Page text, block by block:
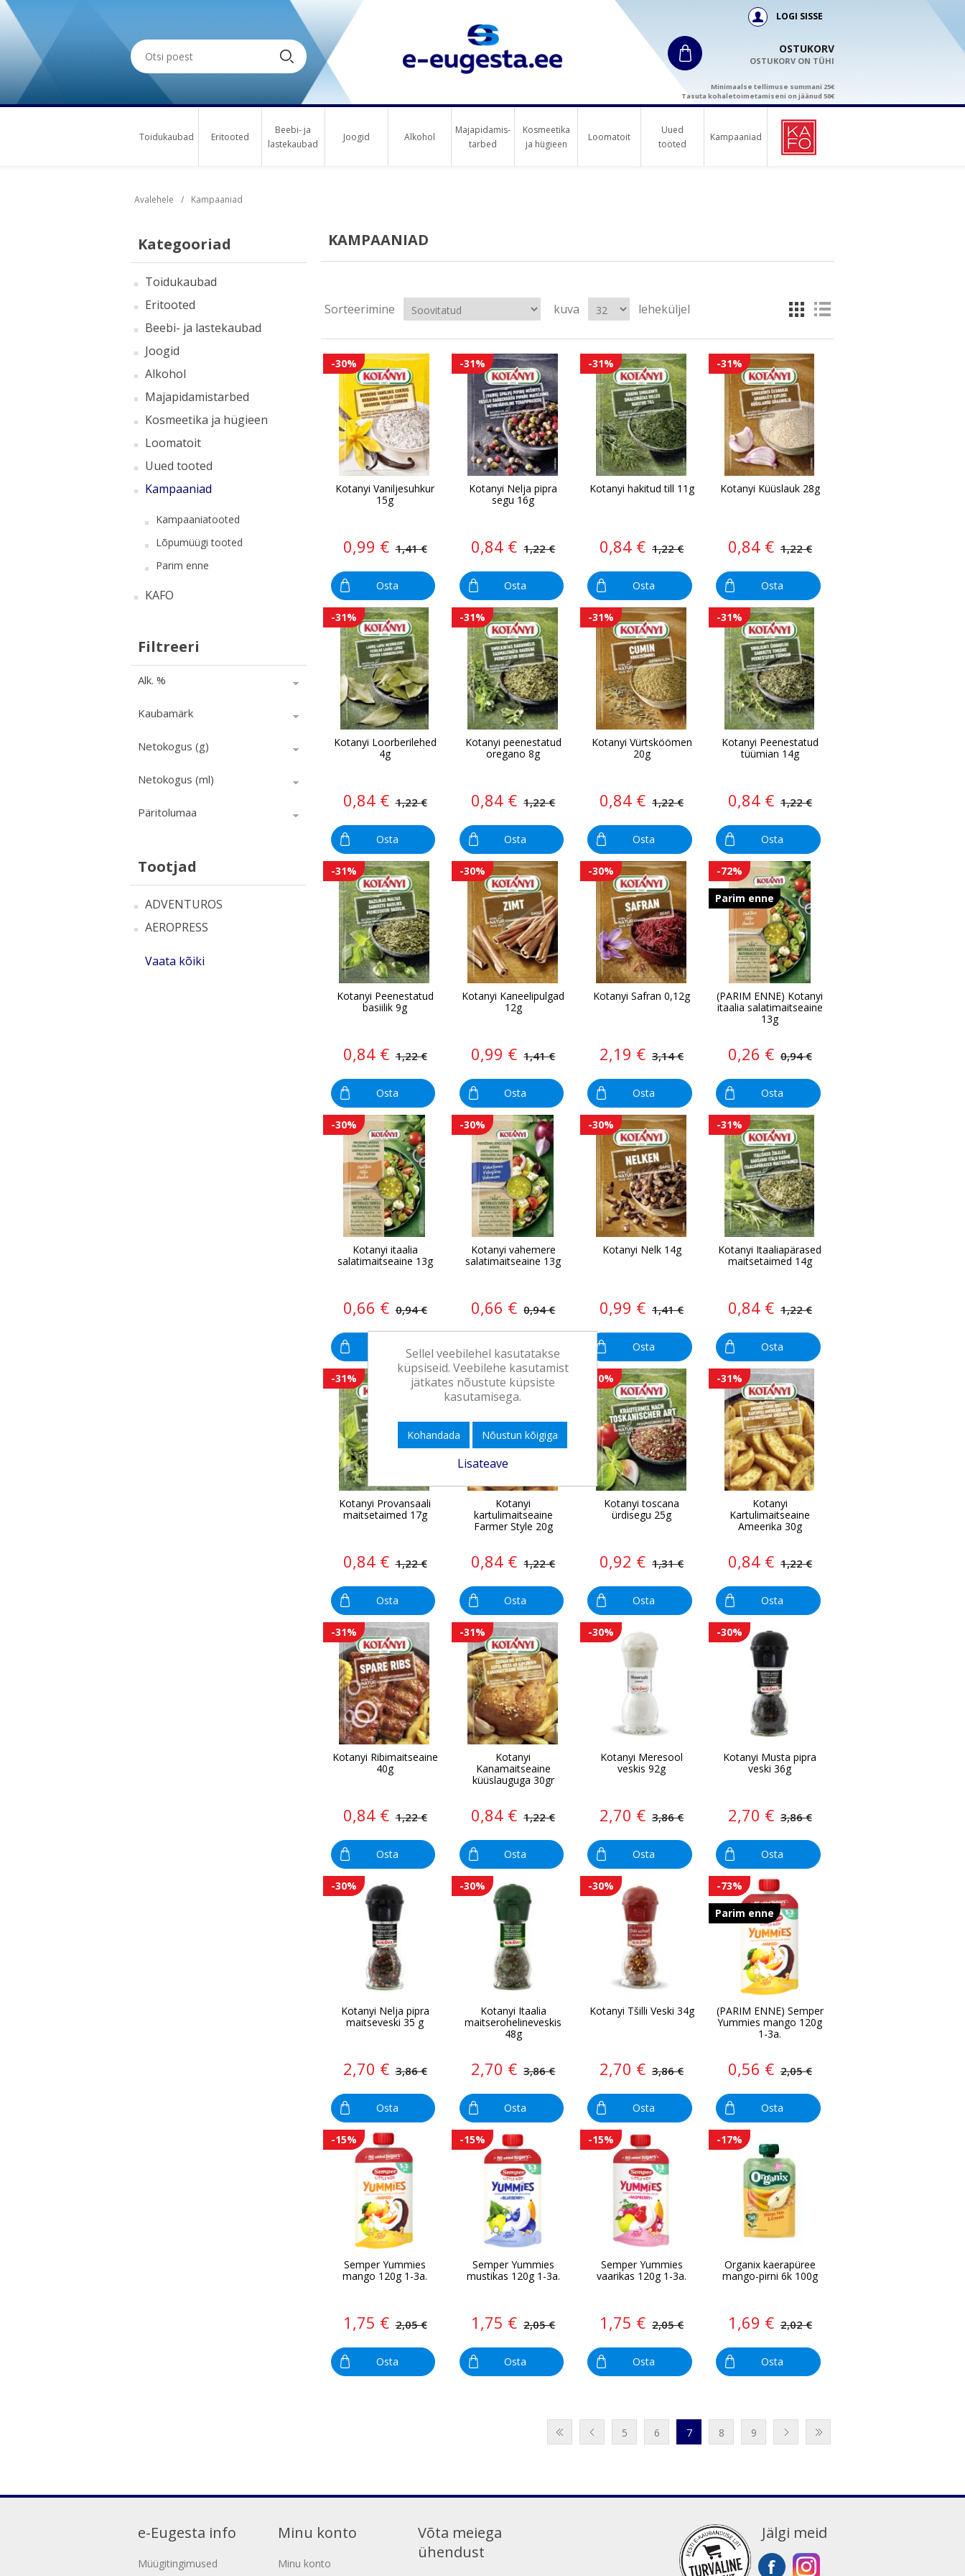
LOGI SISSE
OSTUKORV
OSTUKORV ON TÜHI
Minimaalse tellimuse summani 25€
Tasuta kohaletoimetamiseni on jäänud 50€
Toidukaubad Eritooted
Beebi- ja
lastekaubad
Joogid Alkohol
Majapidamis-
tarbed
Kosmeetika
ja hügieen
Loomatoit
Uued
tooted
Kampaaniad
Avalehele / Kampaaniad
Kategooriad
Toidukaubad
Eritooted
Beebi- ja lastekaubad
Joogid
Alkohol
Majapidamistarbed
Kosmeetika ja hügieen
Loomatoit
Uued tooted
Kampaaniad
Kampaaniatooted
Lõpumüügi tooted
Parim enne
KAFO
Filtreeri
Alk. %
Kaubamärk
Netokogus (g)
Netokogus (ml)
Päritolumaa
Tootjad
ADVENTUROS
AEROPRESS
Vaata kõiki
KAMPAANIAD
Sorteerimine kuva leheküljel
-30%
Kotanyi Vaniljesuhkur
15g
0,99 € 1,41 €
Osta
-31%
Kotanyi Nelja pipra
segu 16g
0,84 € 1,22 €
Osta
-31%
Kotanyi hakitud till 11g
0,84 € 1,22 €
Osta
-31%
Kotanyi Küüslauk 28g
0,84 € 1,22 €
Osta
-31%
Kotanyi Loorberilehed
4g
0,84 € 1,22 €
Osta
-31%
Kotanyi peenestatud
oregano 8g
0,84 € 1,22 €
Osta
-31%
Kotanyi Vürtsköömen
20g
0,84 € 1,22 €
Osta
-31%
Kotanyi Peenestatud
tüümian 14g
0,84 € 1,22 €
Osta
-31%
Kotanyi Peenestatud
basiilik 9g
0,84 € 1,22 €
Osta
-30%
Kotanyi Kaneelipulgad
12g
0,99 € 1,41 €
Osta
-30%
Kotanyi Safran 0,12g
2,19 € 3,14 €
Osta
Parim enne
-72%
(PARIM ENNE) Kotanyi
itaalia salatimaitseaine
13g
0,26 € 0,94 €
Osta
-30%
Kotanyi itaalia
salatimaitseaine 13g
0,66 € 0,94 €
-30%
Kotanyi vahemere
salatimaitseaine 13g
0,66 € 0,94 €
Osta
-30%
Kotanyi Nelk 14g
0,99 € 1,41 €
Osta
-31%
Kotanyi Itaaliapärased
maitsetaimed 14g
0,84 € 1,22 €
Osta
-31%
Kotanyi Provansaali
maitsetaimed 17g
0,84 € 1,22 €
Osta
-31%
Kotanyi
kartulimaitseaine
Farmer Style 20g
0,84 € 1,22 €
Osta
-30%
Kotanyi toscana
ürdisegu 25g
0,92 € 1,31 €
Osta
-31%
Kotanyi
Kartulimaitseaine
Ameerika 30g
0,84 € 1,22 €
Osta
-31%
Kotanyi Ribimaitseaine
40g
0,84 € 1,22 €
Osta
-31%
Kotanyi
Kanamaitseaine
küüslauguga 30gr
0,84 € 1,22 €
Osta
-30%
Kotanyi Meresool
veskis 92g
2,70 € 3,86 €
Osta
-30%
Kotanyi Musta pipra
veski 36g
2,70 € 3,86 €
Osta
-30%
Kotanyi Nelja pipra
maitseveski 35 g
2,70 € 3,86 €
Osta
-30%
Kotanyi Itaalia
maitserohelineveskis
48g
2,70 € 3,86 €
Osta
-30%
Kotanyi Tšilli Veski 34g
2,70 € 3,86 €
Osta
Parim enne
-73%
(PARIM ENNE) Semper
Yummies mango 120g
1-3a.
0,56 € 2,05 €
Osta
-15%
Semper Yummies
mango 120g 1-3a.
1,75 € 2,05 €
Osta
-15%
Semper Yummies
mustikas 120g 1-3a.
1,75 € 2,05 €
Osta
-15%
Semper Yummies
vaarikas 120g 1-3a.
1,75 € 2,05 €
Osta
-17%
Organix kaerapüree
mango-pirni 6k 100g
1,69 € 2,02 €
Osta
5 6 7 8 9
e-Eugesta info
Müügitingimused
Minu konto
Minu konto
Võta meiega
ühendust
Jälgi meid
Sellel veebilehel kasutatakse
küpsiseid. Veebilehe kasutamist
jätkates nõustute küpsiste
kasutamisega.
Kohandada Nõustun kõigiga
Lisateave